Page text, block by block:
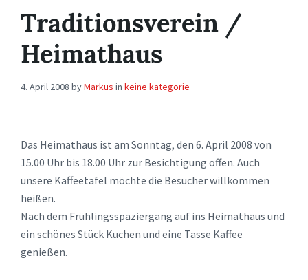
Traditionsverein /
Heimathaus
4. April 2008 byMarkus in keine kategorie
Das Heimathaus ist am Sonntag, den 6. April 2008 von
15.00 Uhr bis 18.00 Uhr zur Besichtigung offen. Auch
unsere Kaffeetafel möchte die Besucher willkommen
heißen.
Nach dem Frühlingsspaziergang auf ins Heimathaus und
ein schönes Stück Kuchen und eine Tasse Kaffee
genießen.